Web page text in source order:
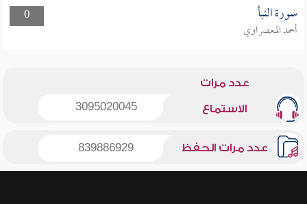
0
سورة النبأ
أحمد المعصراوي
عدد مرات
الاستماع 3095020045
عدد مرات الحفظ 839886929